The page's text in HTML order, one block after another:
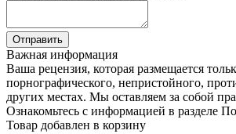
Отправить
Важная информация
Ваша рецензия, которая размещается
порнографического, непристойного,
других местах. Мы оставляем за собой
Ознакомьтесь с информацией в разделе
Товар добавлен в корзину